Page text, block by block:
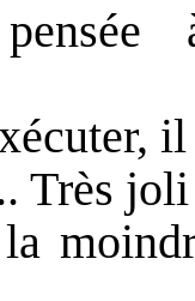
il
Très
la